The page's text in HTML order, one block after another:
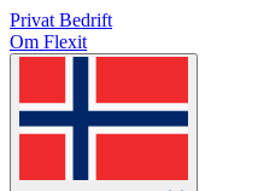
Privat Bedrift
Om Flexit